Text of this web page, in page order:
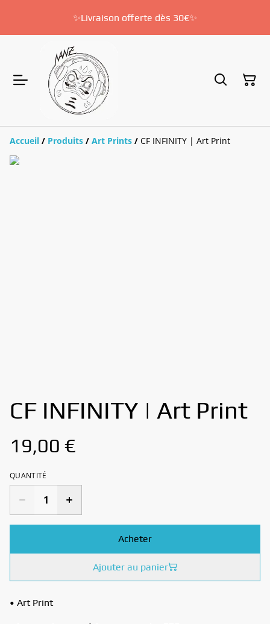
✨Livraison offerte dès 30€✨
Accueil / Produits / Art Prints / CF INFINITY | Art Print
CF INFINITY | Art Print
19,00 €
QUANTITÉ
Acheter
Ajouter au panier
• Art Print